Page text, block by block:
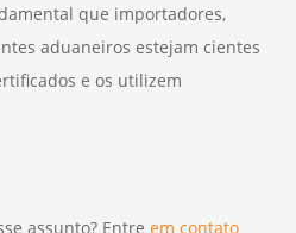
que importadores,
aduaneiros estejam cientes
e os utilizem
assunto? Entre em contato